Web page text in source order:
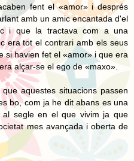
fent el «amor» i després
amb un amic encantada d'el
i que la tractava com a una
era tot el contrari amb els seus
si havien fet el «amor» i que era
alçar-se el ego de «maxo».
aquestes situacions passen
bo, com ja he dit abans es una
al segle en el que vivim ja que
mes avançada i oberta de